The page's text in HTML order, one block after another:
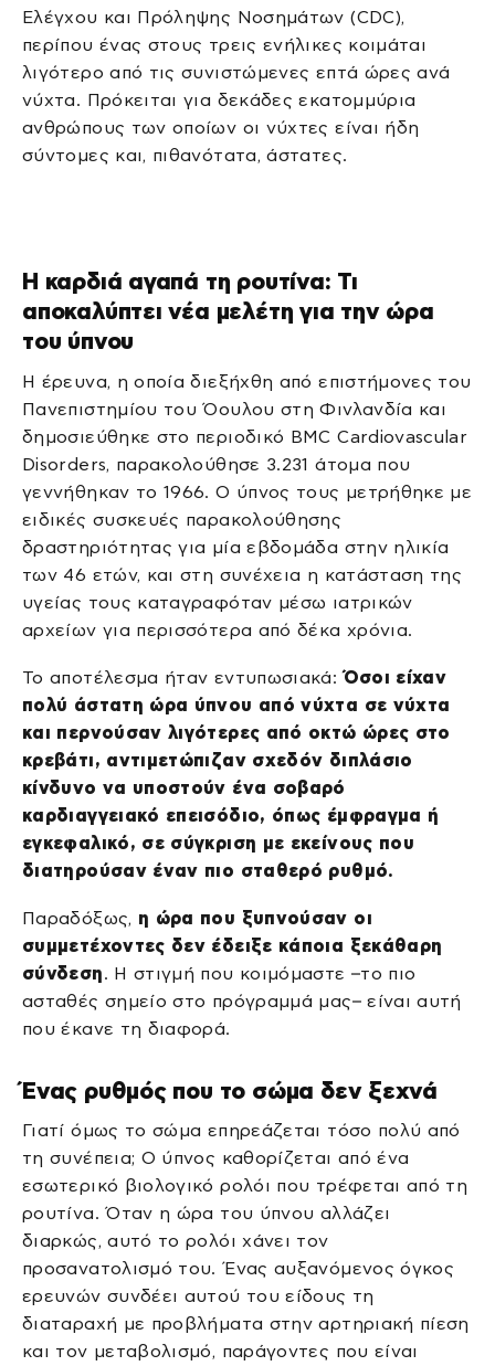
Ελέγχου και Πρόληψης Νοσημάτων (CDC),
περίπου ένας στους τρεις ενήλικες κοιμάται
λιγότερο από τις συνιστώμενες επτά ώρες ανά
νύχτα. Πρόκειται για δεκάδες εκατομμύρια
ανθρώπους των οποίων οι νύχτες είναι ήδη
σύντομες και, πιθανότατα, άστατες.
Η καρδιά αγαπά τη ρουτίνα: Τι
αποκαλύπτει νέα μελέτη για την ώρα
του ύπνου
Η έρευνα, η οποία διεξήχθη από επιστήμονες του
Πανεπιστημίου του Όουλου στη Φινλανδία και
δημοσιεύθηκε στο περιοδικό BMC Cardiovascular
Disorders, παρακολούθησε 3.231 άτομα που
γεννήθηκαν το 1966. Ο ύπνος τους μετρήθηκε με
ειδικές συσκευές παρακολούθησης
δραστηριότητας για μία εβδομάδα στην ηλικία
των 46 ετών, και στη συνέχεια η κατάσταση της
υγείας τους καταγραφόταν μέσω ιατρικών
αρχείων για περισσότερα από δέκα χρόνια.
Το αποτέλεσμα ήταν εντυπωσιακά:Όσοι είχαν
πολύ άστατη ώρα ύπνου από νύχτα σε νύχτα
και περνούσαν λιγότερες από οκτώ ώρες στο
κρεβάτι, αντιμετώπιζαν σχεδόν διπλάσιο
κίνδυνο να υποστούν ένα σοβαρό
καρδιαγγειακό επεισόδιο, όπως έμφραγμα ή
εγκεφαλικό, σε σύγκριση με εκείνους που
διατηρούσαν έναν πιο σταθερό ρυθμό.
Παραδόξως, η ώρα που ξυπνούσαν οι
συμμετέχοντες δεν έδειξε κάποια ξεκάθαρη
σύνδεση. Η στιγμή που κοιμόμαστε –το πιο
ασταθές σημείο στο πρόγραμμά μας– είναι αυτή
που έκανε τη διαφορά.
Ένας ρυθμός που το σώμα δεν ξεχνά
Γιατί όμως το σώμα επηρεάζεται τόσο πολύ από
τη συνέπεια; Ο ύπνος καθορίζεται από ένα
εσωτερικό βιολογικό ρολόι που τρέφεται από τη
ρουτίνα. Όταν η ώρα του ύπνου αλλάζει
διαρκώς, αυτό το ρολόι χάνει τον
προσανατολισμό του. Ένας αυξανόμενος όγκος
ερευνών συνδέει αυτού του είδους τη
διαταραχή με προβλήματα στην αρτηριακή πίεση
και τον μεταβολισμό, παράγοντες που είναι